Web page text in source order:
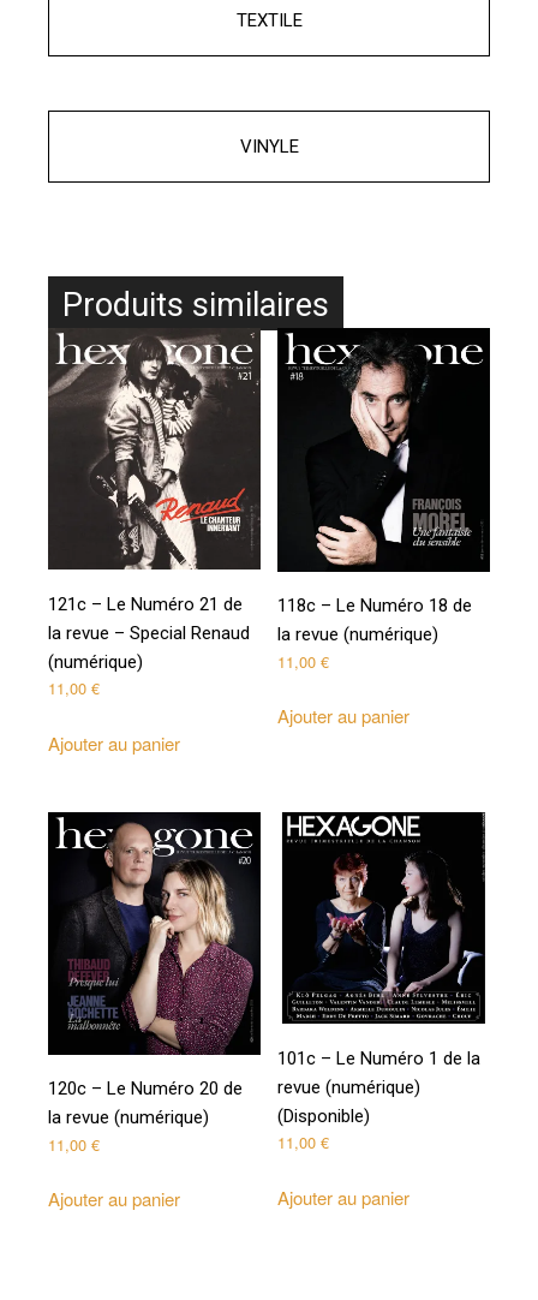
TEXTILE
VINYLE
Produits similaires
121c – Le Numéro 21 de
la revue – Special Renaud
(numérique)
11,00 €
Ajouter au panier
118c – Le Numéro 18 de
la revue (numérique)
11,00€
Ajouter au panier
120c – Le Numéro 20 de
la revue (numérique)
11,00 €
Ajouter au panier
101c – Le Numéro 1 de la
revue (numérique)
(Disponible)
11,00€
Ajouter au panier